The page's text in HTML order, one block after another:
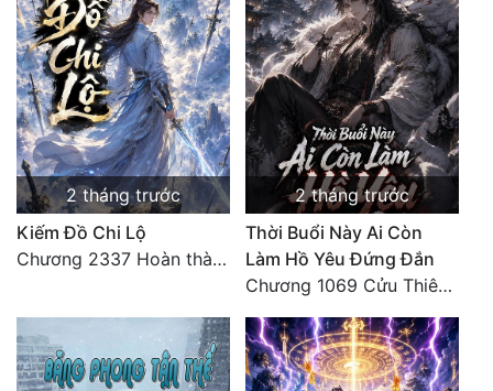
Cẩu Đạo Trường Sinh
Ngự Thú
Truyện Nam
Truyện Nữ
Vô Địch Lưu
Xây Dựng Thế Lực
Đẹp
Đẹp Hiệp
2 tháng trước
Kiếm Đồ Chi Lộ
Chương 2337 Hoàn thành lời cảm tưởng
2 tháng trước
Thời Buổi Này Ai Còn
Làm Hồ Yêu Đứng Đắn
Chương 1069 Cửu Thiên Thập Địa Nghiệt Chướng Chân Quân (Đại Kết Cục) (3)